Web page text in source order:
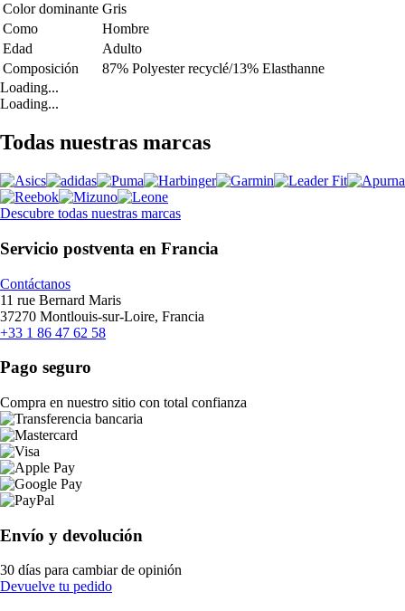
Color dominante Gris
Como
Hombre
Edad
Adulto
Composición
87% Polyester recyclé/13% Elasthanne
Loading...
Loading...
Todas nuestras marcas
Descubre todas nuestras marcas
Servicio postventa en Francia
Contáctanos
11 rue Bernard Maris
37270 Montlouis-sur-Loire, Francia
+33 1 86 47 62 58
Pago seguro
Compra en nuestro sitio con total confianza
Envío y devolución
30 días para cambiar de opinión
Devuelve tu pedido